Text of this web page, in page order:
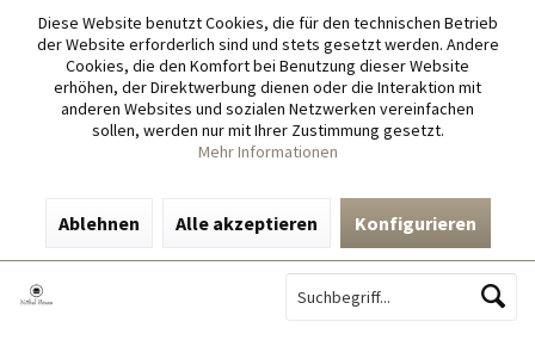
Diese Website benutzt Cookies, die für den technischen Betrieb
der Website erforderlich sind und stets gesetzt werden. Andere
Cookies, die den Komfort bei Benutzung dieser Website
erhöhen, der Direktwerbung dienen oder die Interaktion mit
anderen Websites und sozialen Netzwerken vereinfachen
sollen, werden nur mit Ihrer Zustimmung gesetzt.
Mehr Informationen
Ablehnen Alle akzeptieren Konfigurieren